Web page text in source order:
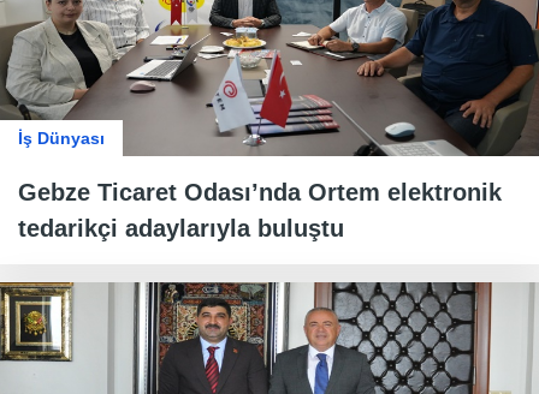
İş Dünyası
Gebze Ticaret Odası’nda Ortem elektronik
tedarikçi adaylarıyla buluştu